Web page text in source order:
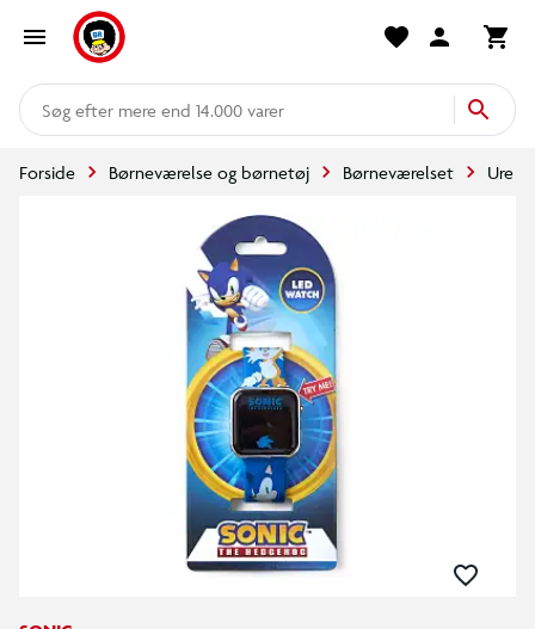
mere end 14.000 varer
Forside Børneværelse og børnetøj Børneværelset Ure